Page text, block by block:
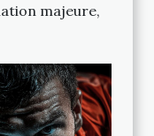
majeure,